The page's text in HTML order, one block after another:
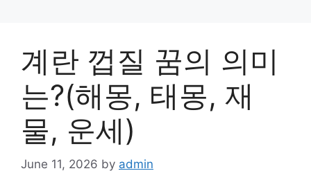
계란 껍질 꿈의 의미
는?(해몽, 태몽, 재
물, 운세)
June 11, 2026 by admin